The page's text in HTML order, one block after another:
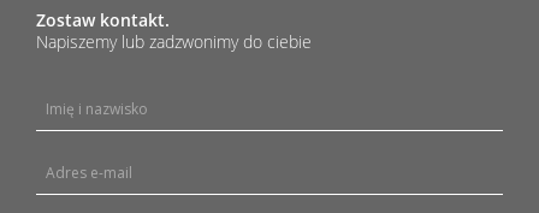
Zostaw kontakt.
Napiszemy lub zadzwonimy do ciebie